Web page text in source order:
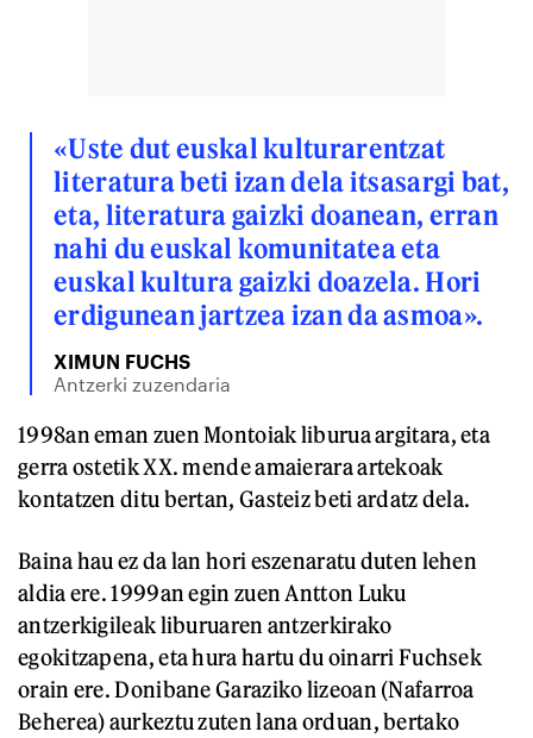
«Uste dut euskal kulturarentzat
literatura beti izan dela itsasargi bat,
eta, literatura gaizki doanean, erran
nahi du euskal komunitatea eta
euskal kultura gaizki doazela. Hori
erdigunean jartzea izan da asmoa».
XIMUN FUCHS
Antzerki zuzendaria
1998an eman zuen Montoiak liburua argitara, eta
gerra ostetik XX. mende amaierara artekoak
kontatzen ditu bertan, Gasteiz beti ardatz dela.
Baina hau ez da lan hori eszenaratu duten lehen
aldia ere. 1999an egin zuen Antton Luku
antzerkigileak liburuaren antzerkirako
egokitzapena, eta hura hartu du oinarri Fuchsek
orain ere. Donibane Garaziko lizeoan (Nafarroa
Beherea) aurkeztu zuten lana orduan, bertako